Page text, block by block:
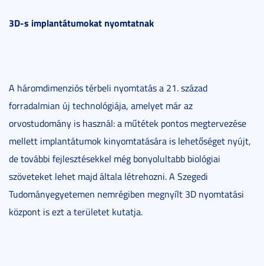
3D-s implantátumokat nyomtatnak
A háromdimenziós térbeli nyomtatás a 21. század
forradalmian új technológiája, amelyet már az
orvostudomány is használ: a műtétek pontos megtervezése
mellett implantátumok kinyomtatására is lehetőséget nyújt,
de további fejlesztésekkel még bonyolultabb biológiai
szöveteket lehet majd általa létrehozni. A Szegedi
Tudományegyetemen nemrégiben megnyílt 3D nyomtatási
központ is ezt a területet kutatja.